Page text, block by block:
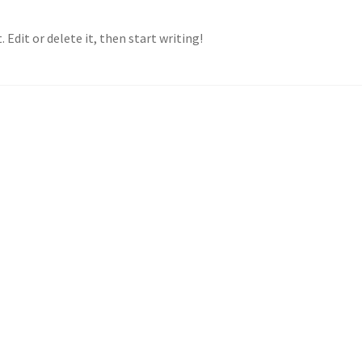
Edit or delete it, then start writing!